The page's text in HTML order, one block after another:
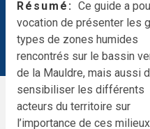
Résumé
Ce guide a
vocation de présenter les
types de zones humides
rencontrés sur le bassin
de la Mauldre, mais aussi
sensibiliser les différents
acteurs du territoire sur
l’importance de ces